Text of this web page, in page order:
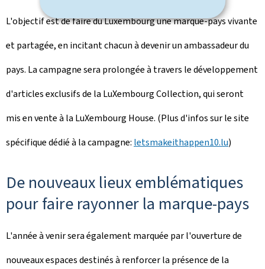
L'objectif est de faire du Luxembourg une marque-pays vivante
et partagée, en incitant chacun à devenir un ambassadeur du
pays. La campagne sera prolongée à travers le développement
d'articles exclusifs de la LuXembourg Collection, qui seront
mis en vente à la LuXembourg House. (Plus d'infos sur le site
spécifique dédié à la campagne: letsmakeithappen10.lu)
De nouveaux lieux emblématiques
pour faire rayonner la marque-pays
L'année à venir sera également marquée par l'ouverture de
nouveaux espaces destinés à renforcer la présence de la